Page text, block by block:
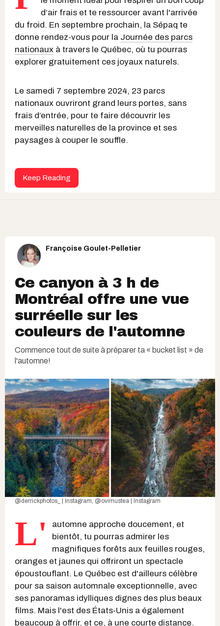
d’air frais et te ressourcer avant l'arrivée
du froid. En septembre prochain, la Sépaq te
donne rendez-vous pour la Journée des parcs
nationaux à travers le Québec, où tu pourras
explorer gratuitement ces joyaux naturels.
Le samedi 7 septembre 2024, 23 parcs
nationaux ouvriront grand leurs portes, sans
frais d’entrée, pour te faire découvrir les
merveilles naturelles de la province et ses
paysages à couper le souffle.
Keep Reading
Françoise Goulet-Pelletier
Ce canyon à 3 h de
Montréal offre une vue
surréelle sur les
couleurs de l'automne
Commence tout de suite à préparer ta « bucket list » de
l'automne!
@derrickphotos_ | Instagram, @ovimustea | Instagram
L'
automne approche doucement, et
bientôt, tu pourras admirer les
magnifiques forêts aux feuilles rouges,
oranges et jaunes qui offriront un spectacle
époustouflant. Le Québec est d'ailleurs célèbre
pour sa saison automnale exceptionnelle, avec
ses panoramas idylliques dignes des plus beaux
films. Mais l'est des États-Unis a également
beaucoup à offrir, et ce, à une courte distance.